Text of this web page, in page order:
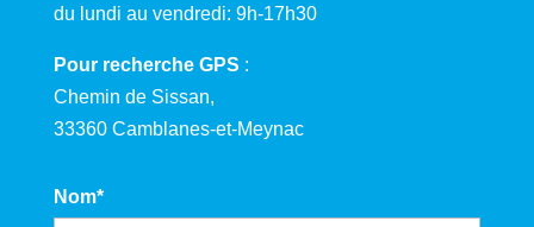
du lundi au vendredi: 9h-17h30
Pour recherche GPS :
Chemin de Sissan,
33360 Camblanes-et-Meynac
Nom*